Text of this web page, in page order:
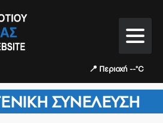
📍 Περιοχή --°C
ΣΥΝΈΛΕΥΣΗ